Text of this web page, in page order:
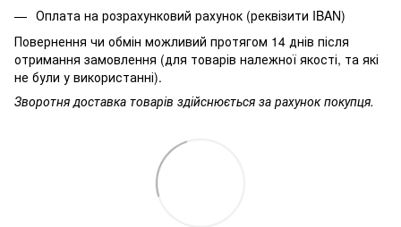
Оплата на розрахунковий рахунок (реквізити IBAN)
Повернення чи обмін можливий протягом 14 днів після
отримання замовлення (для товарів належної якості, та які
не були у використанні).
Зворотня доставка товарів здійснюється за рахунок покупця.